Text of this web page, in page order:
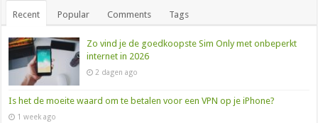
Recent Popular Comments Tags
Zo vind je de goedkoopste Sim Only met onbeperkt
internet in 2026
2 dagen ago
Is het de moeite waard om te betalen voor een VPN op je iPhone?
1 week ago